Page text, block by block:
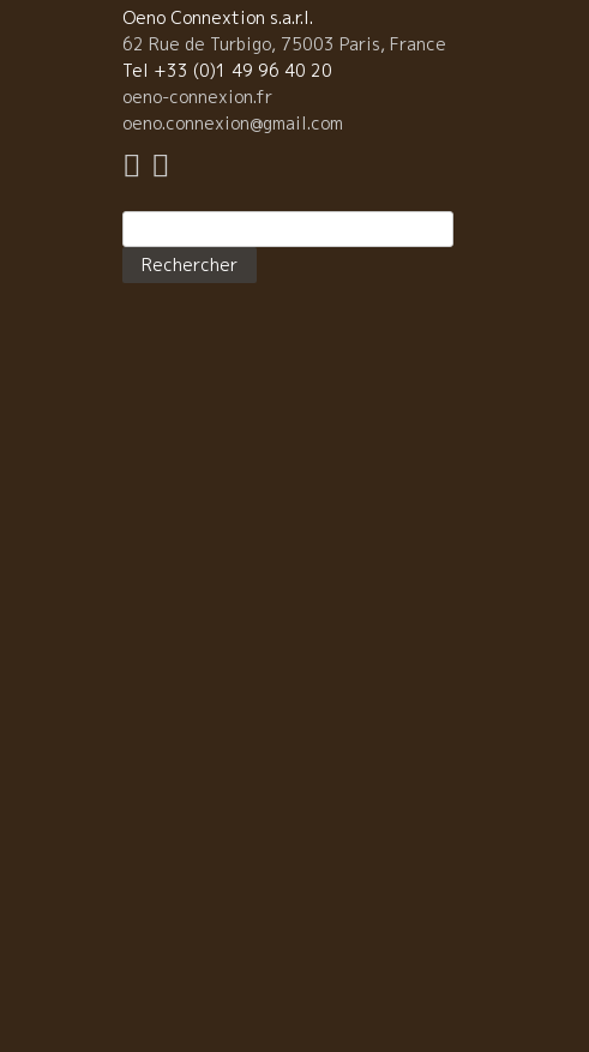
いく。 何故、ロドルフが黙って４．５ｌのジェロボアム
を開けたか理解できた。 アッという間に大きいボトルが
空っぽになってしまった。 ビアンカーラの面々はこれか
ら星付きレストランで夕食とのこと。 ボンナペティ
ー！！ ビアンカーラの小平夫妻、飯野シェフ、また来年
ルギーが発生する。色んな情報と刺激で視界が広くな
Oeno Connextion s.a.r.l.
62 Rue de Turbigo, 75003 Paris, France
Tel +33 (0)1 49 96 40 20
oeno-connexion.fr
oeno.connexion@gmail.com